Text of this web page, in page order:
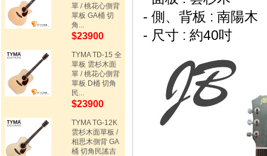
單 / 桃花心側背
單板 GA桶 切
角...
$23900
TYMA TD-15 全
單板 雲杉木面
單 / 桃花心側背
單板 D桶 切角
民...
$23900
TYMA TG-12K
雲杉木面單板 /
相思木側背 GA
桶 切角民謠吉
- 側、背板 : 南陽木
- 尺寸 : 約40吋